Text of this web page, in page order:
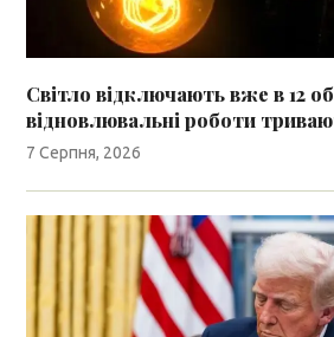
Світло відключають вже в 12
відновлювальні роботи
7 Серпня, 2026